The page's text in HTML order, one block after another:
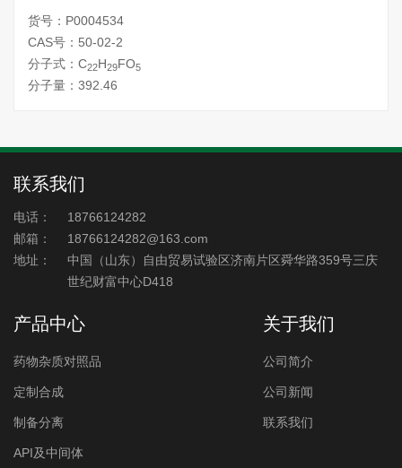
货号：P0004534
CAS号：50-02-2
分子式：C22H29FO5
分子量：392.46
联系我们
电话：
18766124282
邮箱：
18766124282@163.com
地址：
中国（山东）自由贸易试验区济南片区舜华路359号三庆
世纪财富中心D418
产品中心
药物杂质对照品
定制合成
制备分离
API及中间体
关于我们
公司简介
公司新闻
联系我们